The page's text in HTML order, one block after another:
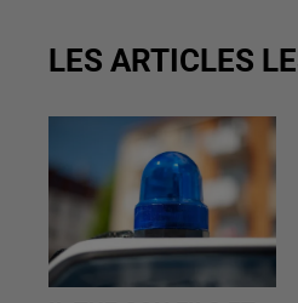
LES ARTICLES